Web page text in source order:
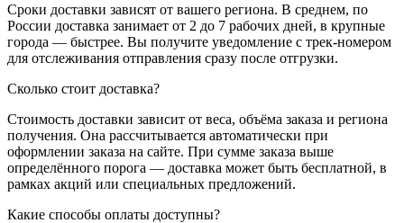
Сроки доставки зависят от вашего региона. В среднем, по
России доставка занимает от 2 до 7 рабочих дней, в крупные
города — быстрее. Вы получите уведомление с трек-номером
для отслеживания отправления сразу после отгрузки.
Сколько стоит доставка?
Стоимость доставки зависит от веса, объёма заказа и региона
получения. Она рассчитывается автоматически при
оформлении заказа на сайте. При сумме заказа выше
определённого порога — доставка может быть бесплатной, в
рамках акций или специальных предложений.
Какие способы оплаты доступны?